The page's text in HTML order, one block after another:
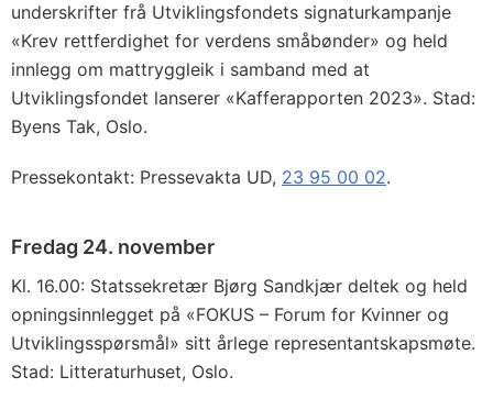
underskrifter frå Utviklingsfondets signaturkampanje
«Krev rettferdighet for verdens småbønder» og held
innlegg om mattryggleik i samband med at
Utviklingsfondet lanserer «Kafferapporten 2023». Stad:
Byens Tak, Oslo.
Pressekontakt: Pressevakta UD, 23 95 00 02.
Fredag 24. november
Kl. 16.00: Statssekretær Bjørg Sandkjær deltek og held
opningsinnlegget på «FOKUS – Forum for Kvinner og
Utviklingsspørsmål» sitt årlege representantskapsmøte.
Stad: Litteraturhuset, Oslo.